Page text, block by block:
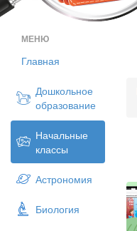
МЕНЮ
Главная
Дошкольное
образование
Начальные
классы
Астрономия
Биология